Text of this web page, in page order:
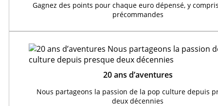
Gagnez des points pour chaque euro dépensé, y
précommandes
20 ans d’aventures
Nous partageons la passion de la pop culture depuis
deux décennies